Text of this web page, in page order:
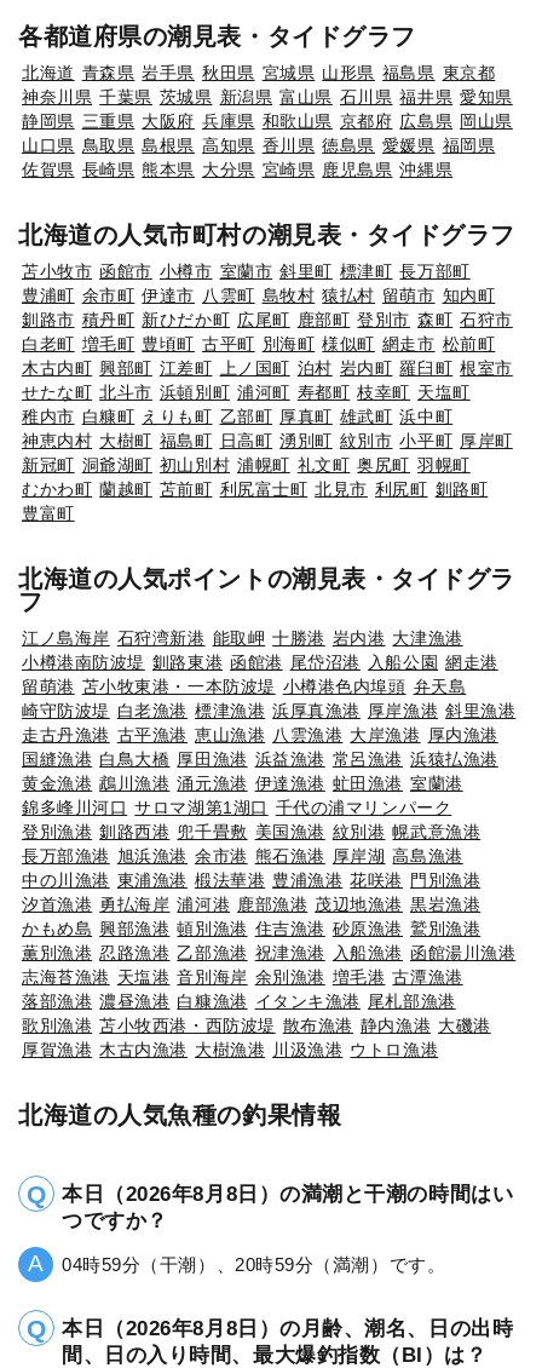
各都道府県の潮見表・タイドグラフ
北海道 青森県 岩手県 秋田県 宮城県 山形県 福島県 東京都
神奈川県 千葉県 茨城県 新潟県 富山県 石川県 福井県 愛知県
静岡県 三重県 大阪府 兵庫県 和歌山県 京都府 広島県 岡山県
山口県 鳥取県 島根県 高知県 香川県 徳島県 愛媛県 福岡県
佐賀県 長崎県 熊本県 大分県 宮崎県 鹿児島県 沖縄県
北海道の人気市町村の潮見表・タイドグラフ
苫小牧市 函館市 小樽市 室蘭市 斜里町 標津町 長万部町
豊浦町 余市町 伊達市 八雲町 島牧村 猿払村 留萌市 知内町
釧路市 積丹町 新ひだか町 広尾町 鹿部町 登別市 森町 石狩市
白老町 増毛町 豊頃町 古平町 別海町 様似町 網走市 松前町
木古内町 興部町 江差町 上ノ国町 泊村 岩内町 羅臼町 根室市
せたな町 北斗市 浜頓別町 浦河町 寿都町 枝幸町 天塩町
稚内市 白糠町 えりも町 乙部町 厚真町 雄武町 浜中町
神恵内村 大樹町 福島町 日高町 湧別町 紋別市 小平町 厚岸町
新冠町 洞爺湖町 初山別村 浦幌町 礼文町 奥尻町 羽幌町
むかわ町 蘭越町 苫前町 利尻富士町 北見市 利尻町 釧路町
豊富町
北海道の人気ポイントの潮見表・タイドグラ
フ
江ノ島海岸 石狩湾新港 能取岬 十勝港 岩内港 大津漁港
小樽港南防波堤 釧路東港 函館港 尾岱沼港 入船公園 網走港
留萌港 苫小牧東港・一本防波堤 小樽港色内埠頭 弁天島
崎守防波堤 白老漁港 標津漁港 浜厚真漁港 厚岸漁港 斜里漁港
走古丹漁港 古平漁港 恵山漁港 八雲漁港 大岸漁港 厚内漁港
国縫漁港 白鳥大橋 厚田漁港 浜益漁港 常呂漁港 浜猿払漁港
黄金漁港 鵡川漁港 涌元漁港 伊達漁港 虻田漁港 室蘭港
錦多峰川河口 サロマ湖第1湖口 千代の浦マリンパーク
登別漁港 釧路西港 兜千畳敷 美国漁港 紋別港 幌武意漁港
長万部漁港 旭浜漁港 余市港 熊石漁港 厚岸湖 高島漁港
中の川漁港 東浦漁港 椴法華港 豊浦漁港 花咲港 門別漁港
汐首漁港 勇払海岸 浦河港 鹿部漁港 茂辺地漁港 黒岩漁港
かもめ島 興部漁港 頓別漁港 住吉漁港 砂原漁港 鷲別漁港
薫別漁港 忍路漁港 乙部漁港 祝津漁港 入船漁港 函館湯川漁港
志海苔漁港 天塩港 音別海岸 余別漁港 増毛港 古潭漁港
落部漁港 濃昼漁港 白糠漁港 イタンキ漁港 尾札部漁港
歌別漁港 苫小牧西港・西防波堤 散布漁港 静内漁港 大磯港
厚賀漁港 木古内漁港 大樹漁港 川汲漁港 ウトロ漁港
北海道の人気魚種の釣果情報
本日（2026年8月8日）の満潮と干潮の時間はい
つですか？
04時59分（干潮）、20時59分（満潮）です。
本日（2026年8月8日）の月齢、潮名、日の出時
間、日の入り時間、最大爆釣指数（BI）は？